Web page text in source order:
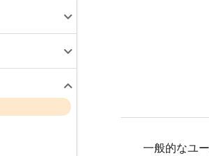
一般的なユ